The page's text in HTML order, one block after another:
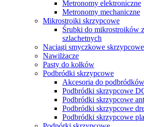
Metronomy elektroniczne
Metronomy mechaniczne
Mikrostroiki skrzypcowe
Śrubki do mikrostroików
szlachetnych
Naciągi smyczkowe skrzypcowe
Nawilżacze
Pasty do kołków
Podbródki skrzypcowe
Akcesoria do
Podbródki skrzypcowe
Podbródki skrzypcowe
Podbródki skrzypcowe
Podbródki skrzypcowe